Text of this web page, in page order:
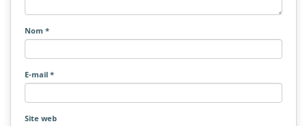
Nom *
E-mail *
Site web